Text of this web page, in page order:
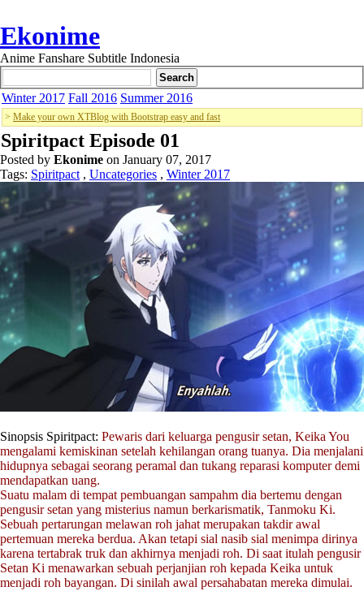
Ekonime
Anime Fanshare Subtitle Indonesia
Winter 2017 Fall 2016 Summer 2016
> Make your own XTBlog with Bootstrap easy and fast
Spiritpact Episode 01
Posted by Ekonime on January 07, 2017
Tags: Spiritpact , Uncategories , Winter 2017
Sinopsis Spiritpact: Pewaris dari keluarga pengusir setan, Keika You
mengalami kemiskinan setelah kehilangan orang tuanya. Dia menjalani
hidupnya sebagai seorang peramal dan tukang reparasi komputer demi
mendapatkan uang.
Suatu malam di tempat pembuangan sampahm dia bertemu dengan
pengusir setan yang misterius namun berkarismatik, Tanmoku Ki.
Sebuah pertarungan melawan roh jahat merupakan takdir awal
pertemuan mereka berdua. Akan tetapi sial nasib sial menimpa dirinya
karena tertabrak truk dan akhirnya menjadi roh. Di saat itulah pengusir
Setan Ki menawarkan sebuah perjanjian roh kepada Keika untuk
menjadi roh bayangan. Di sinilah awal persahabatan mereka dimulai.